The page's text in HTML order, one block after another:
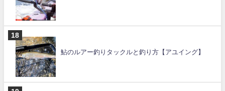
鮎のルアー釣りタックルと釣り方【アユイング】